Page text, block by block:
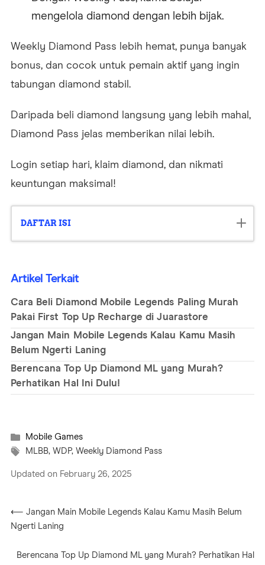
mengelola diamond dengan lebih bijak.
Weekly Diamond Pass lebih hemat, punya banyak
bonus, dan cocok untuk pemain aktif yang ingin
tabungan diamond stabil.
Daripada beli diamond langsung yang lebih mahal,
Diamond Pass jelas memberikan nilai lebih.
Login setiap hari, klaim diamond, dan nikmati
keuntungan maksimal!
DAFTAR ISI
2. Bonus Tambahan dari Diamond Pass
3. Lebih Cocok untuk Pemain Aktif
4. Tidak Ada Biaya Tambahan
5. Mendukung Rencana Jangka Panjang
Artikel Terkait
Cara Beli Diamond Mobile Legends Paling Murah
Pakai First Top Up Recharge di Juarastore
Jangan Main Mobile Legends Kalau Kamu Masih
Belum Ngerti Laning
Berencana Top Up Diamond ML yang Murah?
Perhatikan Hal Ini Dulu!
Mobile Games
MLBB, WDP, Weekly Diamond Pass
Updated on February 26, 2025
⟵ Jangan Main Mobile Legends Kalau Kamu Masih Belum
Ngerti Laning
Berencana Top Up Diamond ML yang Murah? Perhatikan Hal